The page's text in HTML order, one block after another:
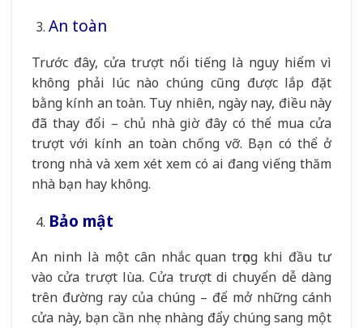
An toàn
Trước đây, cửa trượt nổi tiếng là nguy hiểm vì
không phải lúc nào chúng cũng được lắp đặt
bằng kính an toàn. Tuy nhiên, ngày nay, điều này
đã thay đổi – chủ nhà giờ đây có thể mua cửa
trượt với kính an toàn chống vỡ. Bạn có thể ở
trong nhà và xem xét xem có ai đang viếng thăm
nhà bạn hay không.
Bảo mật
An ninh là một cân nhắc quan trọng khi đầu tư
vào cửa trượt lùa. Cửa trượt di chuyển dễ dàng
trên đường ray của chúng – để mở những cánh
cửa này, bạn cần nhẹ nhàng đẩy chúng sang một